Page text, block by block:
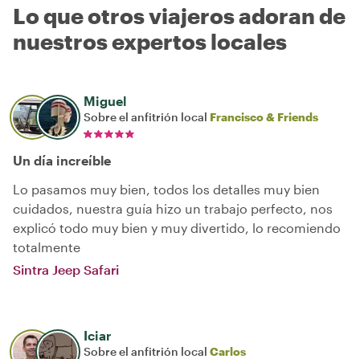
Lo que otros viajeros adoran de
nuestros expertos locales
Miguel
Sobre el anfitrión local Francisco & Friends
Un día increíble
Lo pasamos muy bien, todos los detalles muy bien
cuidados, nuestra guía hizo un trabajo perfecto, nos
explicó todo muy bien y muy divertido, lo recomiendo
totalmente
Sintra Jeep Safari
Iciar
Sobre el anfitrión local Carlos